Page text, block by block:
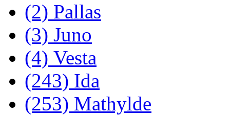
(2) Pallas
(3) Juno
(4) Vesta
(243) Ida
(253) Mathylde